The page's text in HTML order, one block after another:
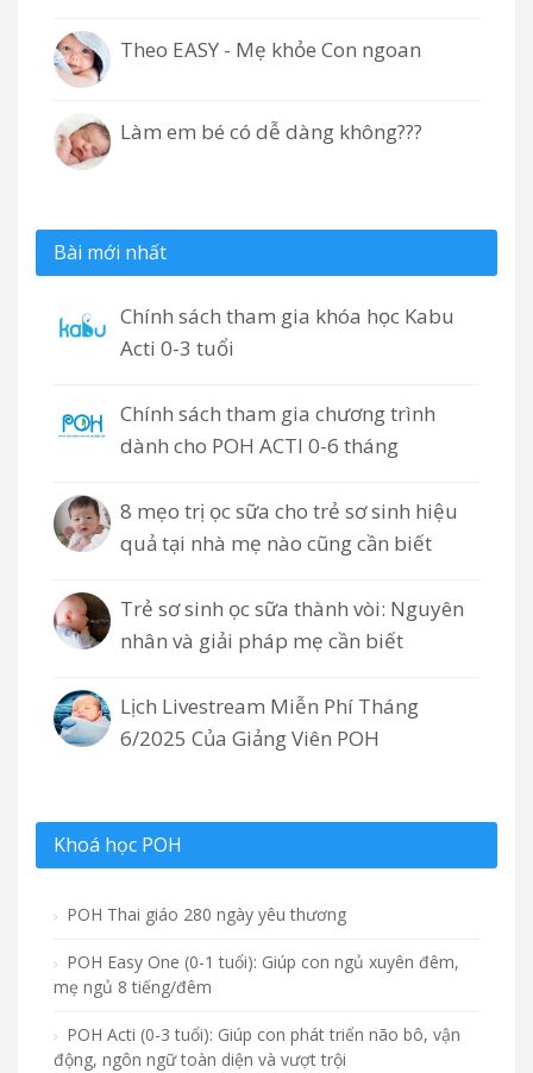
Theo EASY - Mẹ khỏe Con ngoan
Làm em bé có dễ dàng không???
Bài mới nhất
Chính sách tham gia khóa học Kabu
Acti 0-3 tuổi
Chính sách tham gia chương trình
dành cho POH ACTI 0-6 tháng
8 mẹo trị ọc sữa cho trẻ sơ sinh hiệu
quả tại nhà mẹ nào cũng cần biết
Trẻ sơ sinh ọc sữa thành vòi: Nguyên
nhân và giải pháp mẹ cần biết
Lịch Livestream Miễn Phí Tháng
6/2025 Của Giảng Viên POH
Khoá học POH
POH Thai giáo 280 ngày yêu thương
POH Easy One (0-1 tuổi): Giúp con ngủ xuyên đêm,
mẹ ngủ 8 tiếng/đêm
POH Acti (0-3 tuổi): Giúp con phát triển não bô, vận
động, ngôn ngữ toàn diện và vượt trội